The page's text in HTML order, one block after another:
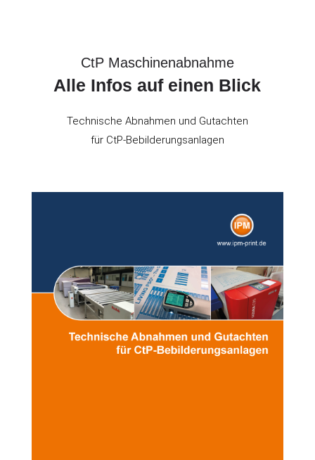
CtP Maschinenabnahme
Alle Infos auf einen Blick
Technische Abnahmen und Gutachten
für CtP-Bebilderungsanlagen